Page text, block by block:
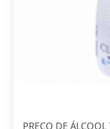
PREÇO DE